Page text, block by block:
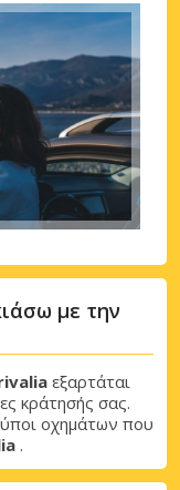
με την
εξαρτάται
κράτησής σας.
οχημάτων που
.